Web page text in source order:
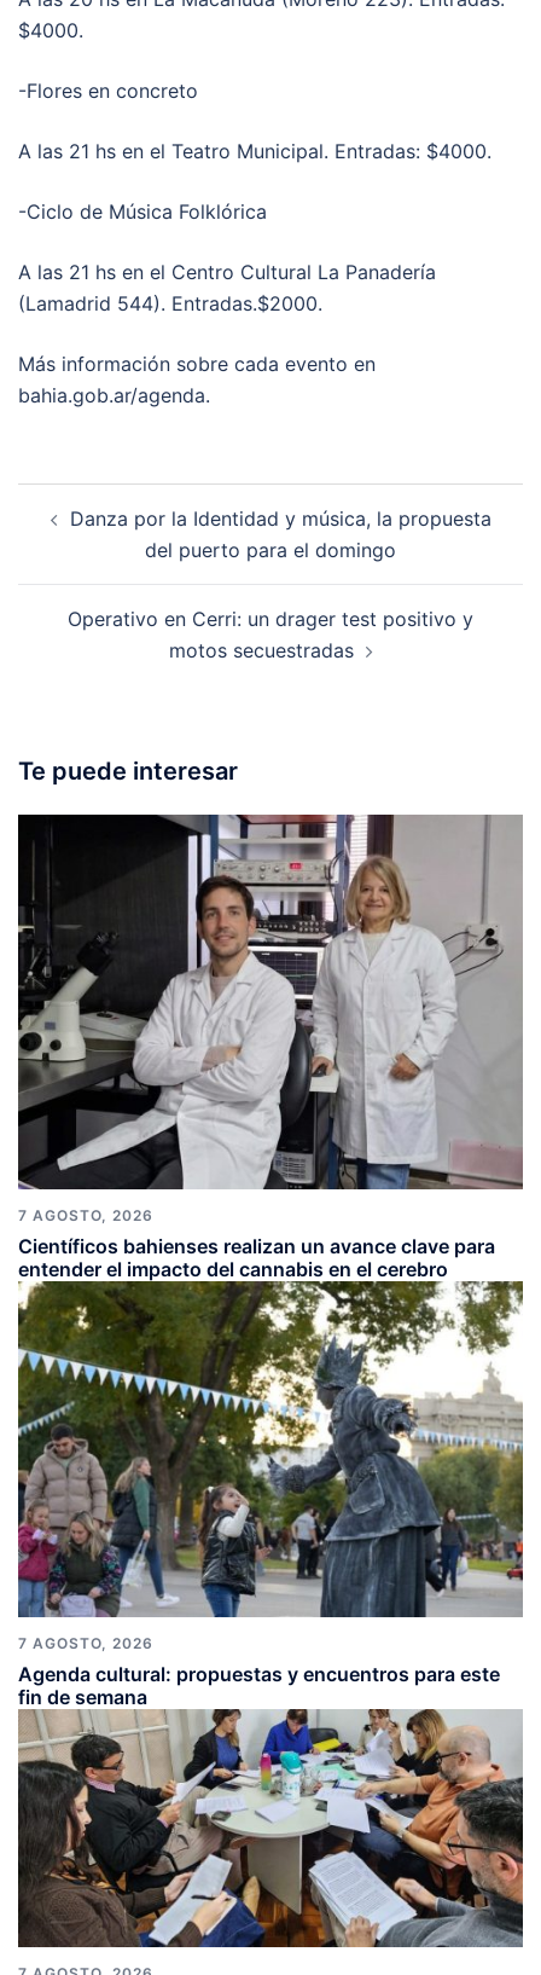
$4000.
-Flores en concreto
A las 21 hs en el Teatro Municipal. Entradas: $4000.
-Ciclo de Música Folklórica
A las 21 hs en el Centro Cultural La Panadería
(Lamadrid 544). Entradas.$2000.
Más información sobre cada evento en
bahia.gob.ar/agenda.
navigation
Danza por la Identidad y música, la propuesta
del puerto para el domingo
Operativo en Cerri: un drager test positivo y
motos secuestradas
Te puede interesar
7 AGOSTO, 2026
Científicos bahienses realizan un avance clave para
entender el impacto del cannabis en el cerebro
7 AGOSTO, 2026
Agenda cultural: propuestas y encuentros para este
fin de semana